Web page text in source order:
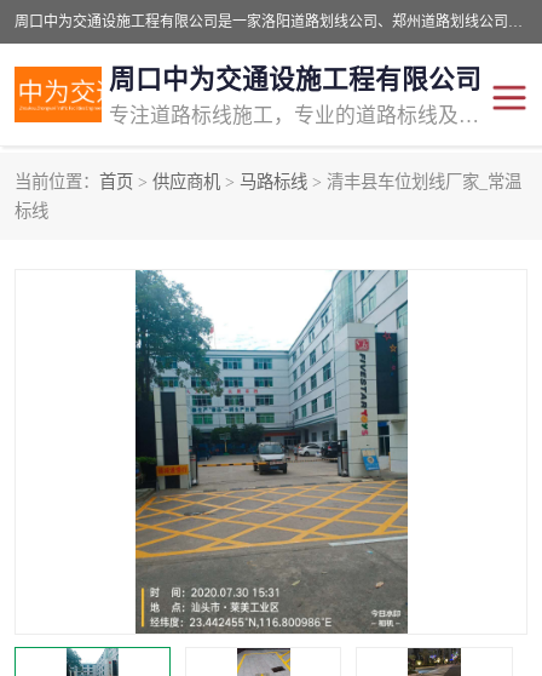
周口中为交通设施工程有限公司是一家洛阳道路划线公司、郑州道路划线公司、平顶山道路车位划线公司、开封车位划线公司、许昌道路车位划线公司、漯河道路车位划线公司，公司始终坚持“诚信、匠心、专注”的宗旨；我们的经营理念是：的服务。
周口中为交通设施工程有限公司
专注道路标线施工，专业的道路标线及交通设施施工服务商!
当前位置： 首页 > 供应商机 > 马路标线 > 清丰县车位划线厂家_常温
标线交通道路标线
道路标线划线 马路标线
道路划线